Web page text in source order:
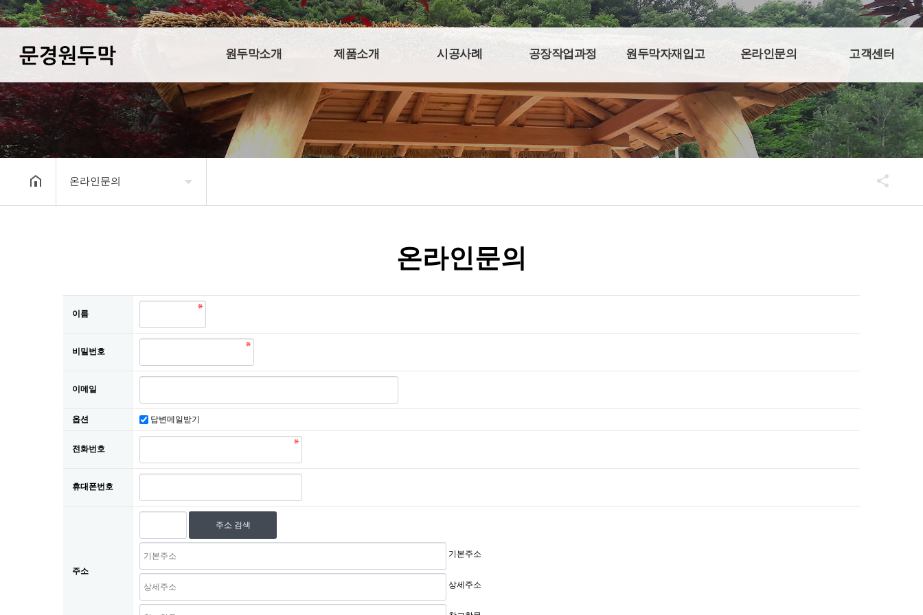
원두막소개 제품소개 시공사례 공장작업과정 원두막자재입고 온라인문의 고객센터
온라인문의
공장작업과정
원두막자재입고
온라인문의
이름
비밀번호
이메일
옵션 답변메일받기
전화번호
휴대폰번호
주소
주소 검색
기본주소
상세주소